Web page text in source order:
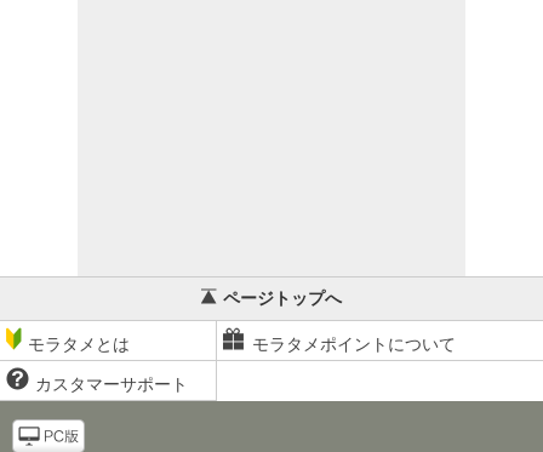
ページトップへ
モラタメとは モラタメポイントについて
カスタマーサポート